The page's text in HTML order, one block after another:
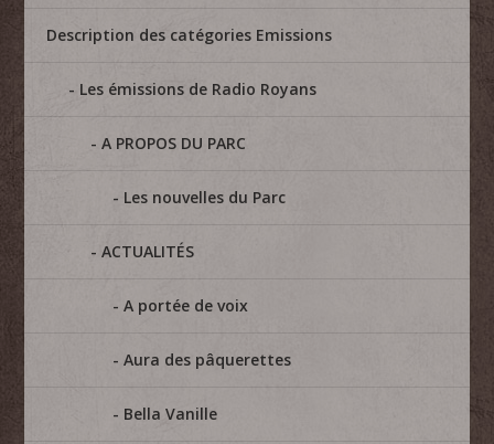
Description des catégories Emissions
Les émissions de Radio Royans
A PROPOS DU PARC
Les nouvelles du Parc
ACTUALITÉS
A portée de voix
Aura des pâquerettes
Bella Vanille